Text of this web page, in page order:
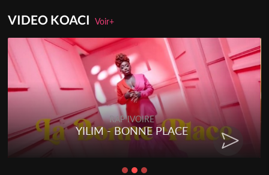
VIDEO KOACIVoir+
RAP IVOIRE
YILIM - BONNE PLACE